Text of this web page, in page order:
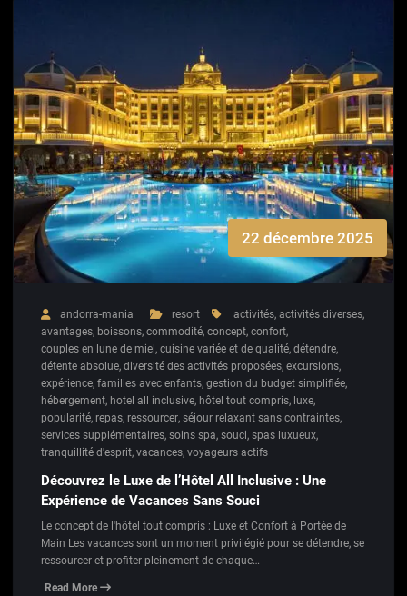
22 décembre 2025
andorra-mania resort activités, activités diverses,
avantages, boissons, commodité, concept, confort,
couples en lune de miel, cuisine variée et de qualité, détendre,
détente absolue, diversité des activités proposées, excursions,
expérience, familles avec enfants, gestion du budget simplifiée,
hébergement, hotel all inclusive, hôtel tout compris, luxe,
popularité, repas, ressourcer, séjour relaxant sans contraintes,
services supplémentaires, soins spa, souci, spas luxueux,
tranquillité d'esprit, vacances, voyageurs actifs
Découvrez le Luxe de l’Hôtel All Inclusive : Une
Expérience de Vacances Sans Souci
Le concept de l'hôtel tout compris : Luxe et Confort à Portée de
Main Les vacances sont un moment privilégié pour se détendre, se
ressourcer et profiter pleinement de chaque…
Read More